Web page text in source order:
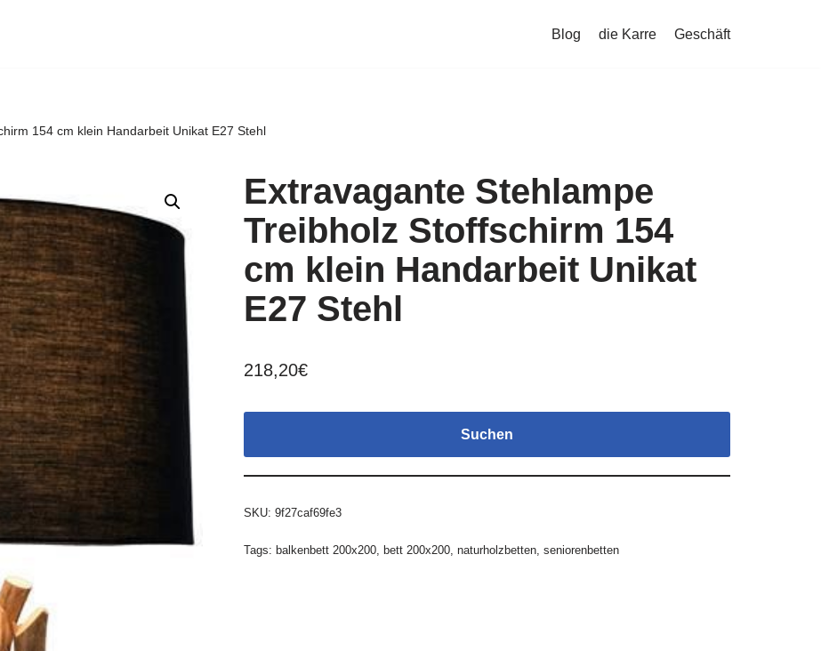
Blog die Karre Geschäft
154 cm klein Handarbeit Unikat E27 Stehl
Extravagante Stehlampe
Treibholz Stoffschirm 154
cm klein Handarbeit Unikat
E27 Stehl
218,20€
Suchen
SKU: 9f27caf69fe3
Tags: balkenbett 200x200, bett 200x200, naturholzbetten, seniorenbetten